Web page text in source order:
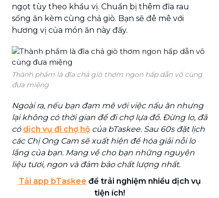
ngọt tùy theo khẩu vị. Chuẩn bị thêm đĩa rau
sống ăn kèm cùng chả giò. Bạn sẽ đê mê với
hương vị của món ăn này đấy.
Thành phẩm là đĩa chả giò thơm ngon hấp dẫn vô cùng
đưa miệng
Ngoài ra, nếu bạn đam mê với việc nấu ăn nhưng
lại không có thời gian để đi chợ lựa đồ. Đừng lo, đã
có dịch vụ đi chợ hộ của bTaskee. Sau 60s đặt lịch
các Chị Ong Cam sẽ xuất hiện để hóa giải nỗi lo
lắng của bạn. Mang về cho bạn những nguyên
liệu tươi, ngon và đảm bảo chất lượng nhất.
Tải app bTaskee để trải nghiệm nhiều dịch vụ
tiện ích!